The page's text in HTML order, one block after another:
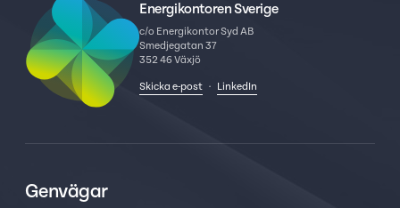
Energikontoren Sverige
c/o Energikontor Syd AB
Smedjegatan 37
352 46 Växjö
Skicka e-post · LinkedIn
Genvägar